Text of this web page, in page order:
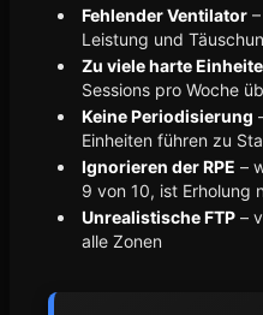
Fehlender Ventilator
Leistung und
Zu viele harte
Sessions pro Woche
Keine Periodisierung
Einheiten führen zu
Ignorieren der RPE –
9 von 10, ist Erholung
Unrealistische FTP –
alle Zonen